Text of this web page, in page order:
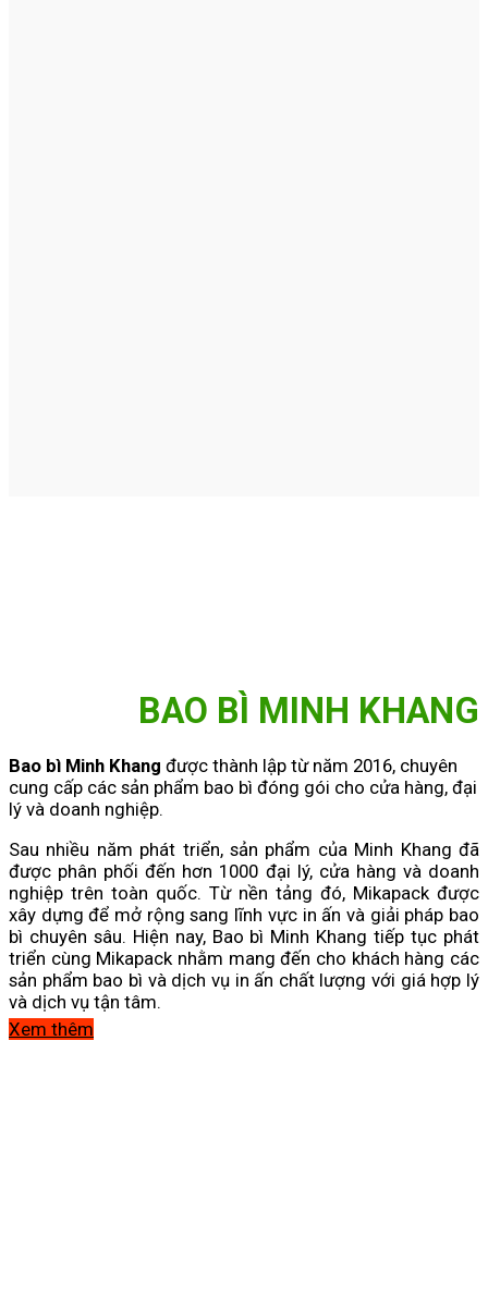
BAO BÌ MINH KHANG
Bao bì Minh Khang được thành lập từ năm 2016, chuyên
cung cấp các sản phẩm bao bì đóng gói cho cửa hàng, đại
lý và doanh nghiệp.
Sau nhiều năm phát triển, sản phẩm của Minh Khang đã
được phân phối đến hơn 1000 đại lý, cửa hàng và doanh
nghiệp trên toàn quốc. Từ nền tảng đó, Mikapack được
xây dựng để mở rộng sang lĩnh vực in ấn và giải pháp bao
bì chuyên sâu. Hiện nay, Bao bì Minh Khang tiếp tục phát
triển cùng Mikapack nhằm mang đến cho khách hàng các
sản phẩm bao bì và dịch vụ in ấn chất lượng với giá hợp lý
và dịch vụ tận tâm.
Xem thêm